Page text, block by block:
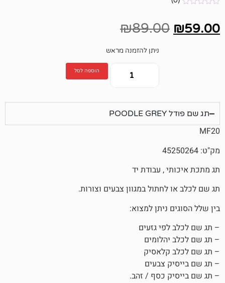
₪89.00
הוספה לסל
, עבודת יד
במגוון צבעים וצורות.
למצוא:
גזעים
צבעים
כסף / זהב.